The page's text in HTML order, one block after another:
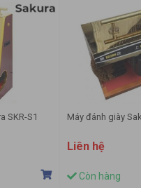
SKR-S1 Máy đánh giày
Liên hệ
Còn hàng